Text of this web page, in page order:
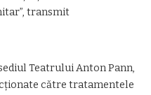
transmit
Teatrului Anton Pann,
către tratamentele